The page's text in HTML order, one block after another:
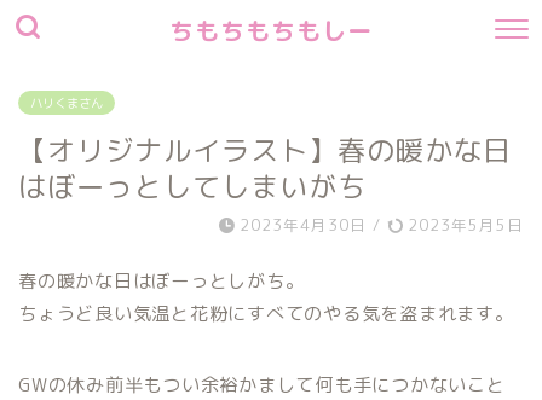
ちもちもちもしー
ハリくまさん
【オリジナルイラスト】春の暖かな日
はぼーっとしてしまいがち
2023年4月30日 / 2023年5月5日
春の暖かな日はぼーっとしがち。
ちょうど良い気温と花粉にすべてのやる気を盗まれます。
GWの休み前半もつい余裕かまして何も手につかないこと